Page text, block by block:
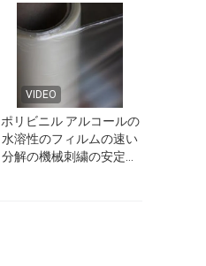
VIDEO
ポリビニル アルコールの
水溶性のフィルムの速い
分解の機械刺繍の安定装